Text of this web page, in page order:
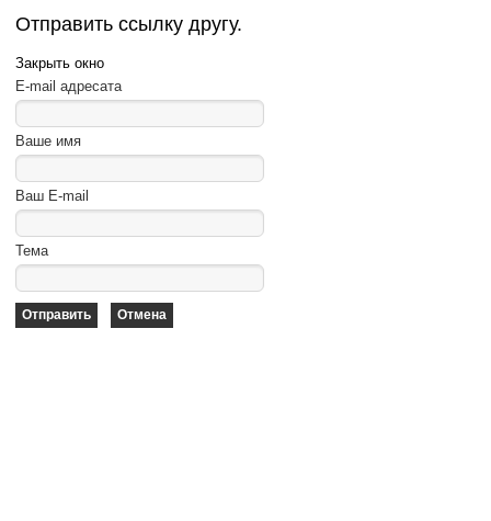
Отправить ссылку другу.
Закрыть окно
E-mail адресата
Ваше имя
Ваш E-mail
Тема
Отправить Отмена